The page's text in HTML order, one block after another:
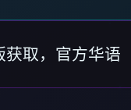
取，官方华语